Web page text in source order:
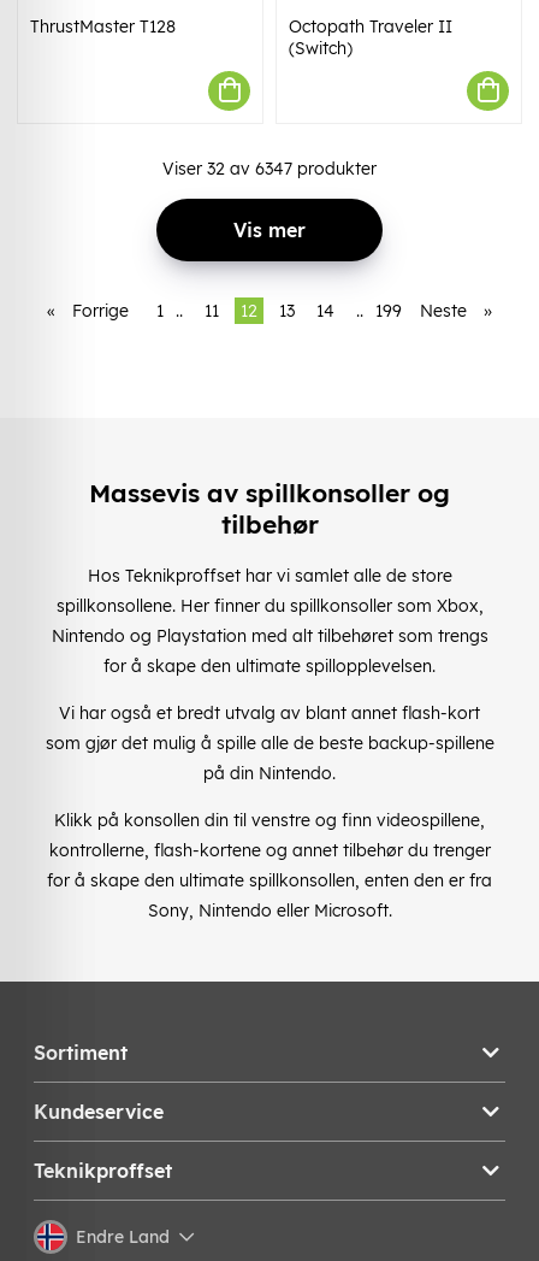
ThrustMaster T128
Octopath Traveler II
(Switch)
Viser 32 av 6347 produkter
Vis mer
« Forrige 1 .. 11 12 13 14 .. 199 Neste »
Massevis av spillkonsoller og
tilbehør
Hos Teknikproffset har vi samlet alle de store
spillkonsollene. Her finner du spillkonsoller som Xbox,
Nintendo og Playstation med alt tilbehøret som trengs
for å skape den ultimate spillopplevelsen.
Vi har også et bredt utvalg av blant annet flash-kort
som gjør det mulig å spille alle de beste backup-spillene
på din Nintendo.
Klikk på konsollen din til venstre og finn videospillene,
kontrollerne, flash-kortene og annet tilbehør du trenger
for å skape den ultimate spillkonsollen, enten den er fra
Sony, Nintendo eller Microsoft.
Sortiment
Kundeservice
Teknikproffset
Endre Land